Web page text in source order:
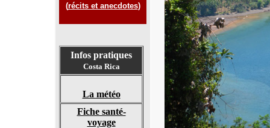
(récits et anecdotes)
Infos pratiques
Costa Rica
La météo
Fiche santé-
voyage